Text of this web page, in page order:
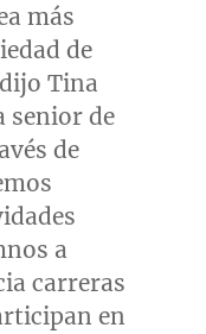
más
de
Tina
senior de
de
a
carreras
en